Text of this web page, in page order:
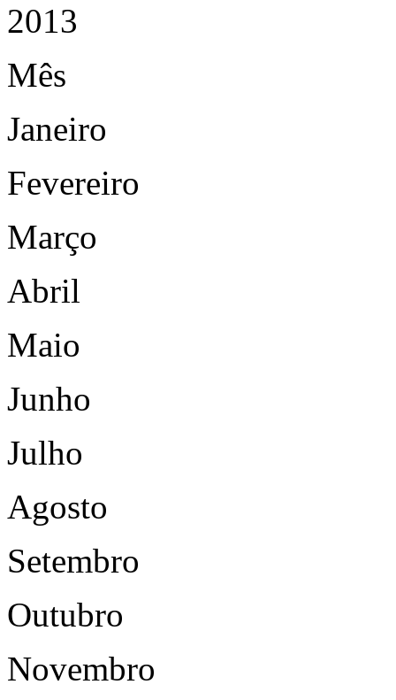
2013
Mês
Janeiro
Fevereiro
Março
Abril
Maio
Junho
Julho
Agosto
Setembro
Outubro
Novembro